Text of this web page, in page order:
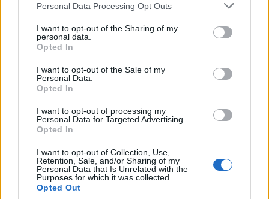
Personal Data Processing Opt Outs
I want to opt-out of the Sharing of my
personal data.
Opted In
I want to opt-out of the Sale of my
Personal Data.
Opted In
I want to opt-out of processing my
Personal Data for Targeted Advertising.
Opted In
I want to opt-out of Collection, Use,
Retention, Sale, and/or Sharing of my
Personal Data that Is Unrelated with the
Purposes for which it was collected.
Opted Out
εκστρατεία, με τα κόμματα να προσπαθούν να
για αύξηση του κατώτατου μισθού και δημιουργία
θέσεων εργασίας. Η εκτίναξη των τιμών είχε βαθύ
αντίκτυπο στους Έλληνες πολίτες, των οποίων το
βιοτικό επίπεδο είχε διαβρωθεί από μια δεκαετή
κρίση χρέους”.
Al Jazeera: Σύμφωνο με τις
προβλέψεις το exit poll
Σε ρεπορτάζ από την Αθήνα, η ανταποκρίτρια του
Al Jazeera, Stefanie Dekker, ανέφερε ότι το πρώτο